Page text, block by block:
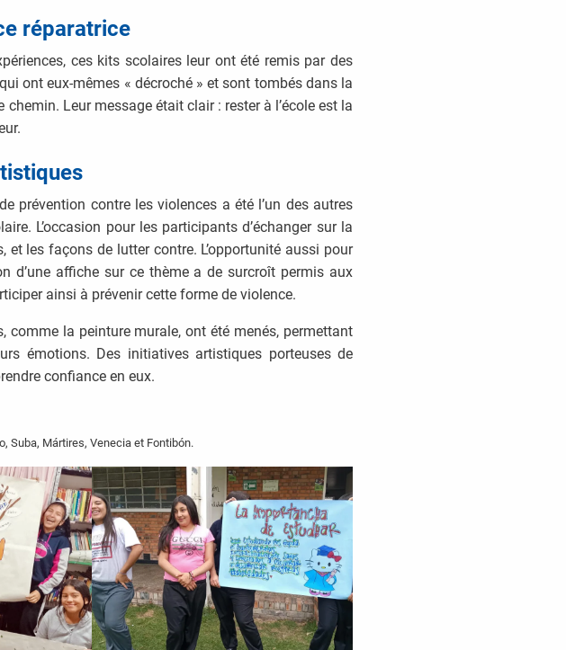
réparatrice
ces kits scolaires leur ont été remis par des
ont eux-mêmes « décroché » et sont tombés dans la
Leur message était clair : rester à l’école est la
prévention contre les violences a été l’un des autres
L’occasion pour les participants d’échanger sur la
les façons de lutter contre. L’opportunité aussi pour
d’une affiche sur ce thème a de surcroît permis aux
ainsi à prévenir cette forme de violence.
comme la peinture murale, ont été menés, permettant
émotions. Des initiatives artistiques porteuses de
confiance en eux.
Suba, Mártires, Venecia et Fontibón.